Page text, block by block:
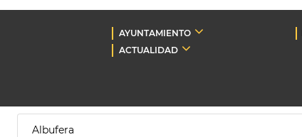
AYUNTAMIENTO
ACTUALIDAD
Albufera